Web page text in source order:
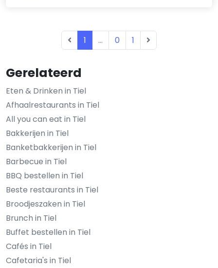
Gerelateerd
Eten & Drinken in Tiel
Afhaalrestaurants in Tiel
All you can eat in Tiel
Bakkerijen in Tiel
Banketbakkerijen in Tiel
Barbecue in Tiel
BBQ bestellen in Tiel
Beste restaurants in Tiel
Broodjeszaken in Tiel
Brunch in Tiel
Buffet bestellen in Tiel
Cafés in Tiel
Cafetaria's in Tiel
1 ... 0 1